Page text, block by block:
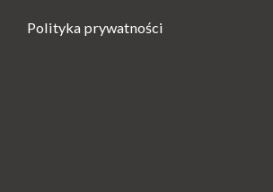
Polityka prywatności